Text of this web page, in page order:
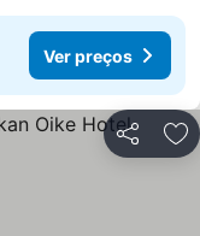
Ver preços
Partilhar